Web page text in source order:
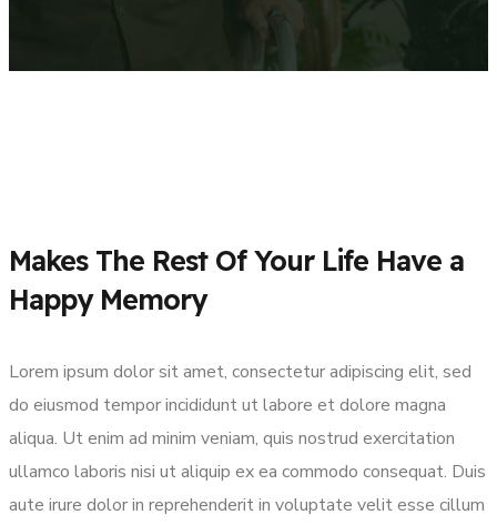
Makes The Rest Of Your Life Have a
Happy Memory
Lorem ipsum dolor sit amet, consectetur adipiscing elit, sed
do eiusmod tempor incididunt ut labore et dolore magna
aliqua. Ut enim ad minim veniam, quis nostrud exercitation
ullamco laboris nisi ut aliquip ex ea commodo consequat. Duis
aute irure dolor in reprehenderit in voluptate velit esse cillum